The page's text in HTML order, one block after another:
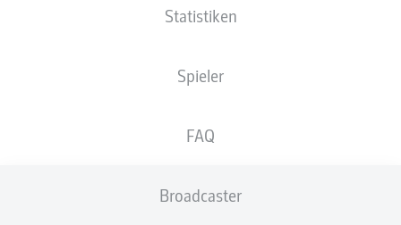
Statistiken
Spieler
FAQ
Broadcaster
0 0